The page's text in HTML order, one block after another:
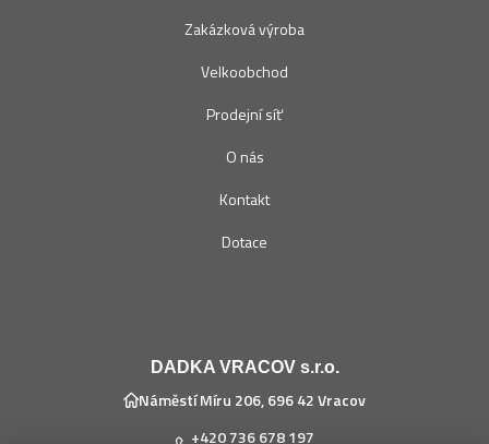
Zakázková výroba
Velkoobchod
Prodejní síť
O nás
Kontakt
Dotace
DADKA VRACOV s.r.o.
Náměstí Míru 206, 696 42 Vracov
+420 736 678 197